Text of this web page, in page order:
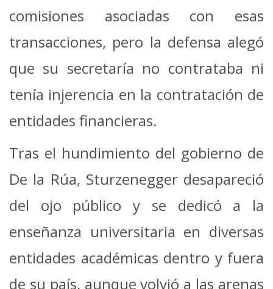
comisiones asociadas con esas
transacciones, pero la defensa alegó
que su secretaría no contrataba ni
tenía injerencia en la contratación de
entidades financieras.
Tras el hundimiento del gobierno de
De la Rúa, Sturzenegger desapareció
del ojo público y se dedicó a la
enseñanza universitaria en diversas
entidades académicas dentro y fuera
de su país, aunque volvió a las arenas